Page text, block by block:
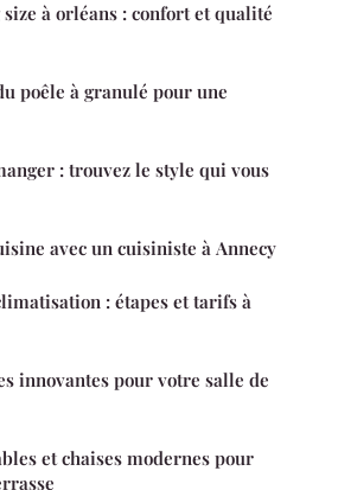
à orléans : confort et qualité
poêle à granulé pour une
: trouvez le style qui vous
avec un cuisiniste à Annecy
: étapes et tarifs à
innovantes pour votre salle de
et chaises modernes pour